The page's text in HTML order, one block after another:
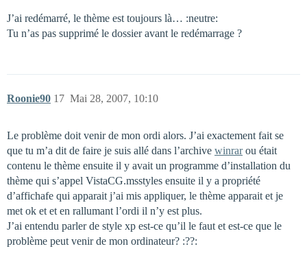
J’ai redémarré, le thème est toujours là… :neutre:
Tu n’as pas supprimé le dossier avant le redémarrage ?
Roonie90 Mai 28, 2007, 10:10
17
Le problème doit venir de mon ordi alors. J’ai exactement fait se
que tu m’a dit de faire je suis allé dans l’archive winrarou était
contenu le thème ensuite il y avait un programme d’installation du
thème qui s’appel VistaCG.msstyles ensuite il y a propriété
d’affichafe qui apparait j’ai mis appliquer, le thème apparait et je
met ok et et en rallumant l’ordi il n’y est plus.
J’ai entendu parler de style xp est-ce qu’il le faut et est-ce que le
problème peut venir de mon ordinateur? :??: